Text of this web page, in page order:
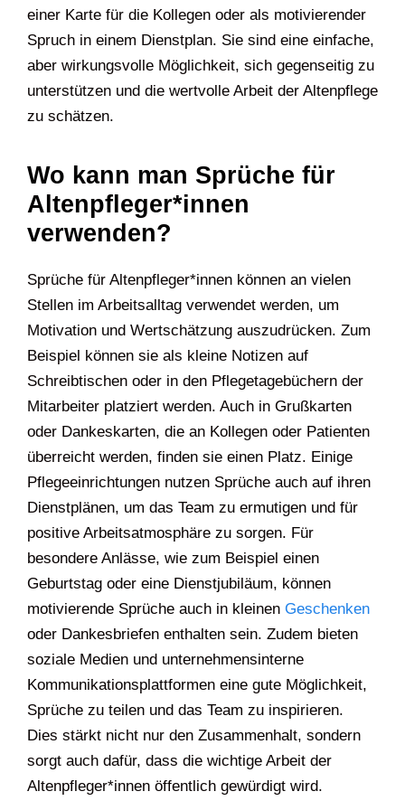
einer Karte für die Kollegen oder als motivierender
Spruch in einem Dienstplan. Sie sind eine einfache,
aber wirkungsvolle Möglichkeit, sich gegenseitig zu
unterstützen und die wertvolle Arbeit der Altenpflege
zu schätzen.
Wo kann man Sprüche für
Altenpfleger*innen
verwenden?
Sprüche für Altenpfleger*innen können an vielen
Stellen im Arbeitsalltag verwendet werden, um
Motivation und Wertschätzung auszudrücken. Zum
Beispiel können sie als kleine Notizen auf
Schreibtischen oder in den Pflegetagebüchern der
Mitarbeiter platziert werden. Auch in Grußkarten
oder Dankeskarten, die an Kollegen oder Patienten
überreicht werden, finden sie einen Platz. Einige
Pflegeeinrichtungen nutzen Sprüche auch auf ihren
Dienstplänen, um das Team zu ermutigen und für
positive Arbeitsatmosphäre zu sorgen. Für
besondere Anlässe, wie zum Beispiel einen
Geburtstag oder eine Dienstjubiläum, können
motivierende Sprüche auch in kleinen Geschenken
oder Dankesbriefen enthalten sein. Zudem bieten
soziale Medien und unternehmensinterne
Kommunikationsplattformen eine gute Möglichkeit,
Sprüche zu teilen und das Team zu inspirieren.
Dies stärkt nicht nur den Zusammenhalt, sondern
sorgt auch dafür, dass die wichtige Arbeit der
Altenpfleger*innen öffentlich gewürdigt wird.